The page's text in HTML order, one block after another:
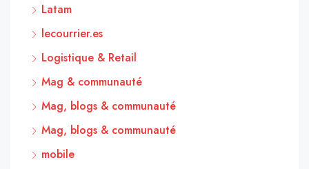
Latam
lecourrier.es
Logistique & Retail
Mag & communauté
Mag, blogs & communauté
Mag, blogs & communauté
mobile